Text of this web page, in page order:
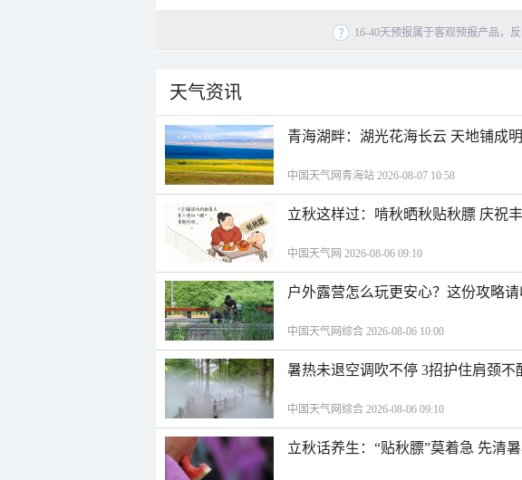
16-40天预报属于客观预报产品，
天气资讯
青海湖畔：湖光花海长云 天地铺成
中国天气网青海站 2026-08-07 10:58
立秋这样过：啃秋晒秋贴秋膘 庆祝
中国天气网 2026-08-06 09:10
户外露营怎么玩更安心？这份攻略
中国天气网综合 2026-08-06 10:00
暑热未退空调吹不停 3招护住肩颈不
中国天气网综合 2026-08-06 09:10
立秋话养生：“贴秋膘”莫着急 先清